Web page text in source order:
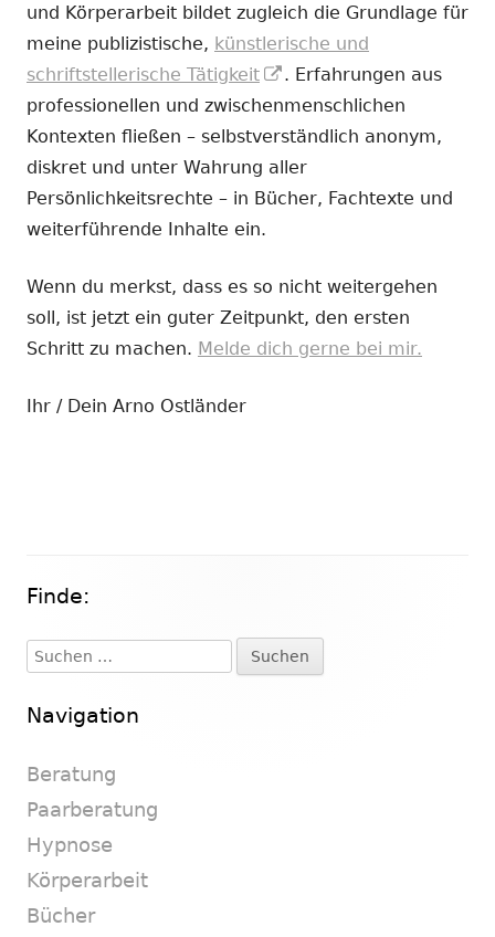
und Körperarbeit bildet zugleich die Grundlage für
meine publizistische, künstlerische und
schriftstellerische Tätigkeit
In
neuem
Fenster
öffnen
. Erfahrungen aus
professionellen und zwischenmenschlichen
Kontexten fließen – selbstverständlich anonym,
diskret und unter Wahrung aller
Persönlichkeitsrechte – in Bücher, Fachtexte und
weiterführende Inhalte ein.
Wenn du merkst, dass es so nicht weitergehen
soll, ist jetzt ein guter Zeitpunkt, den ersten
Schritt zu machen. Melde dich gerne bei mir.
Ihr / Dein Arno Ostländer
Haupt-
Seitenleiste
Finde:
Suchen
nach:
Navigation
Beratung
Paarberatung
Hypnose
Körperarbeit
Bücher